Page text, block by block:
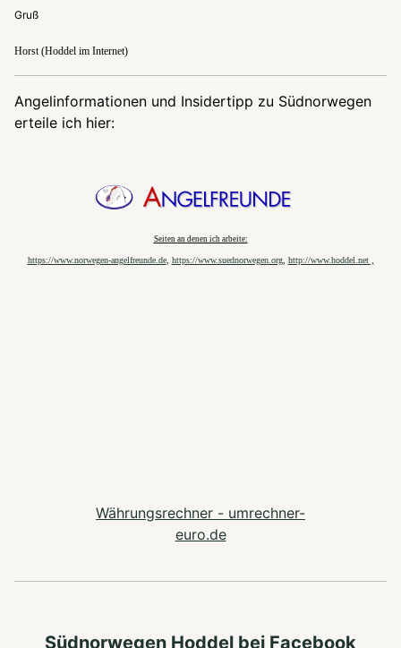
Gruß
Horst (Hoddel im Internet)
Angelinformationen und Insidertipp zu Südnorwegen
erteile ich hier:
Seiten an denen ich arbeite:
https://www.norwegen-angelfreunde.de, https://www.suednorwegen.org, http://www.hoddel.net ,
Währungsrechner - umrechner-
euro.de
Südnorwegen Hoddel bei Facebook